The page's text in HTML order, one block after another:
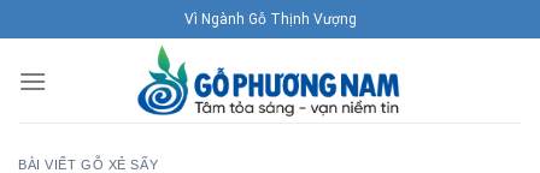
to
content
Vì Ngành Gỗ Thịnh Vượng
BÀI VIẾT GỖ XẺ SẤY